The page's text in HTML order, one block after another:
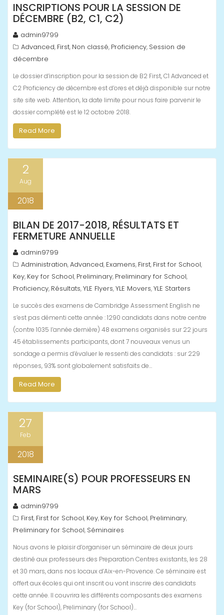
INSCRIPTIONS POUR LA SESSION DE
DÉCEMBRE (B2, C1, C2)
admin9799
Advanced, First, Non classé, Proficiency, Session de
décembre
Le dossier d’inscription pour la session de B2 First, C1 Advanced et
C2 Proficiency de décembre est d’ores et déjà disponible sur notre
site site web. Attention, la date limite pour nous faire parvenir le
dossier complété est le 12 octobre 2018.
Read More
2
Aug
2018
BILAN DE 2017-2018, RÉSULTATS ET
FERMETURE ANNUELLE
admin9799
Administration,Advanced, Examens, First, First for School,
Key, Key for School, Preliminary, Preliminary for School,
Proficiency, Résultats,YLE Flyers,YLE Movers,YLE Starters
Le succès des examens de Cambridge Assessment English ne
s’est pas démenti cette année : 1290 candidats dans notre centre
(contre 1035 l’année dernière) 48 examens organisés sur 22 jours
45 établissements participants, dont 7 nouveaux venus un
sondage a permis d’évaluer le ressenti des candidats : sur 229
réponses, 93% sont globalement satisfaits de…
Read More
27
Feb
2018
SEMINAIRE(S) POUR PROFESSEURS EN
MARS
admin9799
First, First for School, Key, Key for School, Preliminary,
Preliminary for School, Séminaires
Nous avons le plaisir d’organiser un séminaire de deux jours
destiné aux professeurs des Preparation Centres existants, les 28
et 30 mars, dans nos locaux d’Aix-en-Provence. Ce séminaire est
offert aux écoles qui ont inscrit ou vont inscrire des candidats
cette année. Il couvrira les différents composants des examens
Key (for School), Preliminary (for School)…